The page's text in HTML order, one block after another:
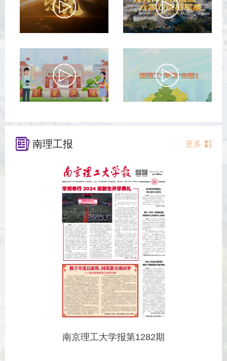
南理工报 更多
南京理工大学报第1282期